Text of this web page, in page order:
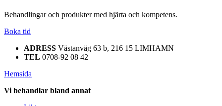
Behandlingar och produkter med hjärta och kompetens.
Boka tid
ADRESS Västanväg 63 b, 216 15 LIMHAMN
TEL 0708-92 08 42
Hemsida
Vi behandlar bland annat